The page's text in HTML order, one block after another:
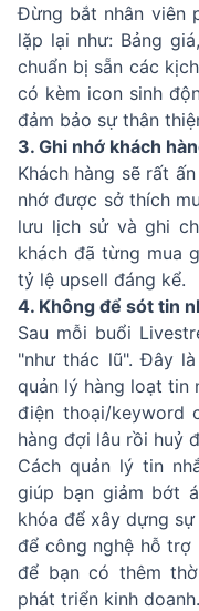
Đừng bắt nhân viên
lặp lại như: Bảng
chuẩn bị sẵn các
có kèm icon sinh
đảm bảo sự thân
3. Ghi nhớ khách
Khách hàng sẽ rất
nhớ được sở thích
lưu lịch sử và ghi
khách đã từng mua
tỷ lệ upsell đáng kể.
4. Không để sót tin
Sau mỗi buổi
"như thác lũ". Đây
quản lý hàng loạt tin
điện thoại/keyword
hàng đợi lâu rồi huỷ
Cách quản lý tin
giúp bạn giảm bớt
khóa để xây dựng
để công nghệ hỗ trợ
để bạn có thêm
phát triển kinh doanh.